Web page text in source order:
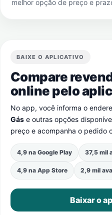
melhor opção de preço e
BAIXE O APLICATIVO
Compare
online pelo
No app, você informa o
Gás e outras opções
preço e acompanha o pedido
4,9 na Google Play 37,5 mil
4,9 na App Store 2,9 mil
Baixar o